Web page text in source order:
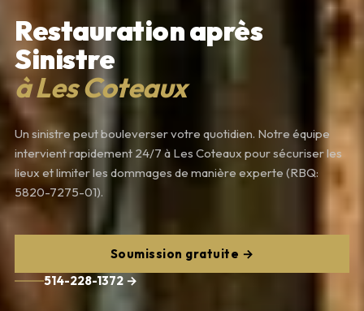
Restauration après
Sinistre
à Les Coteaux
Un sinistre peut bouleverser votre quotidien. Notre équipe
intervient rapidement 24/7 à Les Coteaux pour sécuriser les
lieux et limiter les dommages de manière experte (RBQ:
5820-7275-01).
Soumission gratuite →
514-228-1372 →